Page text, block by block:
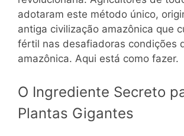
adotaram este método único,
antiga civilização amazônica que
fértil nas desafiadoras condições
amazônica. Aqui está como fazer.
O Ingrediente Secreto
Plantas Gigantes